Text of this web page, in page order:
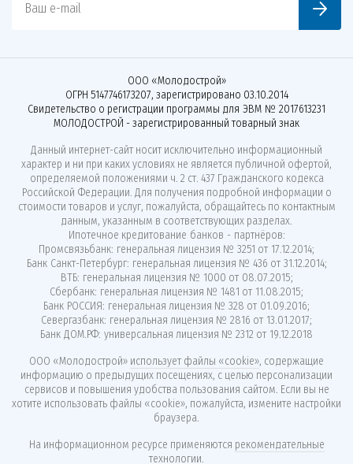
Ваш e-mail
ООО «Молодострой»
ОГРН 5147746173207, зарегистрировано 03.10.2014
Свидетельство о регистрации программы для ЭВМ № 2017613231
МОЛОДОСТРОЙ - зарегистрированный товарный знак
Данный интернет-сайт носит исключительно информационный
характер и ни при каких условиях не является публичной офертой,
определяемой положениями ч. 2 ст. 437 Гражданского кодекса
Российской Федерации. Для получения подробной информации о
стоимости товаров и услуг, пожалуйста, обращайтесь по контактным
данным, указанным в соответствующих разделах.
Ипотечное кредитование банков - партнёров:
Промсвязьбанк: генеральная лицензия № 3251 от 17.12.2014;
Банк Санкт-Петербург: генеральная лицензия № 436 от 31.12.2014;
ВТБ: генеральная лицензия № 1000 от 08.07.2015;
Сбербанк: генеральная лицензия № 1481 от 11.08.2015;
Банк РОССИЯ: генеральная лицензия № 328 от 01.09.2016;
Севергазбанк: генеральная лицензия № 2816 от 13.01.2017;
Банк ДОМ.РФ: универсальная лицензия № 2312 от 19.12.2018
ООО «Молодострой» использует файлы «cookie», содержащие
информацию о предыдущих посещениях, с целью персонализации
сервисов и повышения удобства пользования сайтом. Если вы не
хотите использовать файлы «cookie», пожалуйста, измените настройки
браузера.
На информационном ресурсе применяются рекомендательные
технологии.